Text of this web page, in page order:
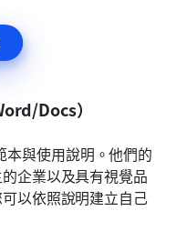
Docs）
與使用說明。他們的
企業以及具有視覺品
以依照說明建立自己